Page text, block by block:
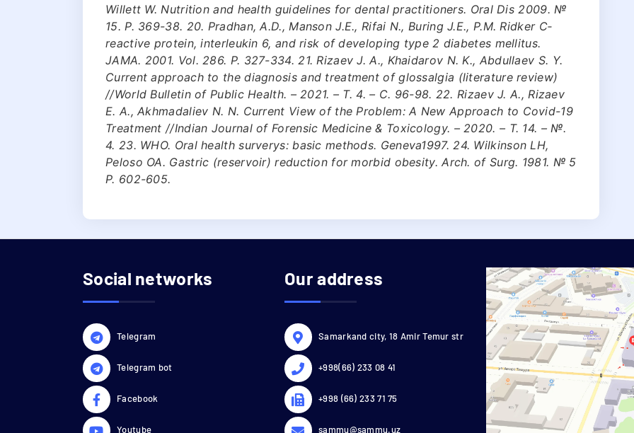
Willett W. Nutrition and health guidelines for dental practitioners. Oral Dis 2009. №
15. Р. 369-38. 20. Pradhan, A.D., Manson J.E., Rifai N., Buring J.E., P.M. Ridker C­
reactive protein, interleukin 6, and risk of developing type 2 diabetes mellitus.
JAMA. 2001. Vol. 286. P. 327-334. 21. Rizaev J. A., Khaidarov N. K., Abdullaev S. Y.
Current approach to the diagnosis and treatment of glossalgia (literature review)
//World Bulletin of Public Health. – 2021. – Т. 4. – С. 96-98. 22. Rizaev J. A., Rizaev
E. A., Akhmadaliev N. N. Current View of the Problem: A New Approach to Covid-19
Treatment //Indian Journal of Forensic Medicine & Toxicology. – 2020. – Т. 14. – №.
4. 23. WHO. Oral health surverys: basic methods. Geneva1997. 24. Wilkinson LH,
Peloso OA. Gastric (reservoir) reduction for morbid obesity. Arch. of Surg. 1981. № 5
Р. 602-605.
Social networks
Telegram
Telegram bot
Facebook
Youtube
Our address
Samarkand city, 18 Amir Temur str
+998(66) 233 08 41
+998 (66) 233 71 75
sammu@sammu.uz